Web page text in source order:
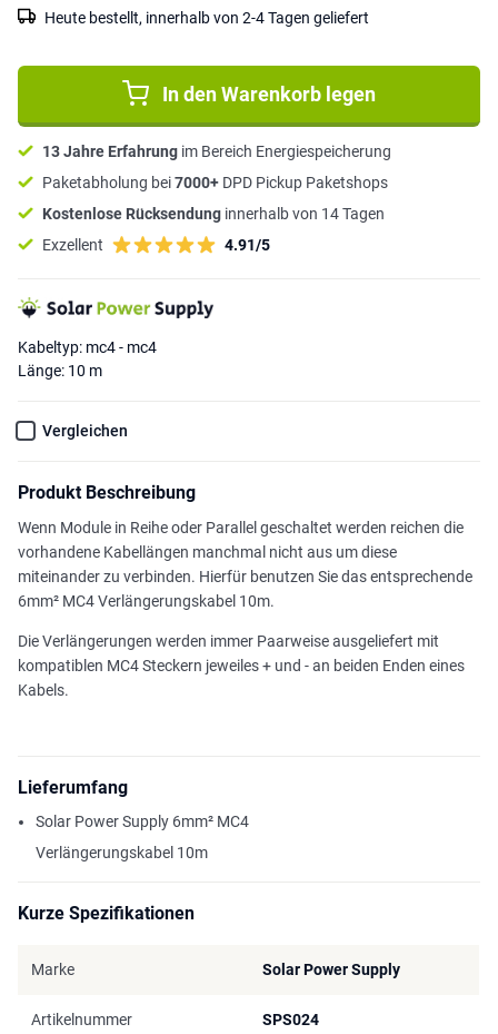
Heute bestellt, innerhalb von 2-4 Tagen geliefert
In den Warenkorb legen
13 Jahre Erfahrung im Bereich Energiespeicherung
Paketabholung bei7000+ DPD Pickup Paketshops
Kostenlose Rücksendung innerhalb von 14 Tagen
Exzellent
4.91/5
Kabeltyp: mc4 - mc4
Länge: 10 m
Vergleichen
Produkt Beschreibung
Wenn Module in Reihe oder Parallel geschaltet werden reichen die
vorhandene Kabellängen manchmal nicht aus um diese
miteinander zu verbinden. Hierfür benutzen Sie das entsprechende
6mm² MC4 Verlängerungskabel 10m.
Die Verlängerungen werden immer Paarweise ausgeliefert mit
kompatiblen MC4 Steckern jeweiles + und - an beiden Enden eines
Kabels.
Lieferumfang
Solar Power Supply 6mm² MC4
Verlängerungskabel 10m
Kurze Spezifikationen
Marke Solar Power Supply
Artikelnummer SPS024